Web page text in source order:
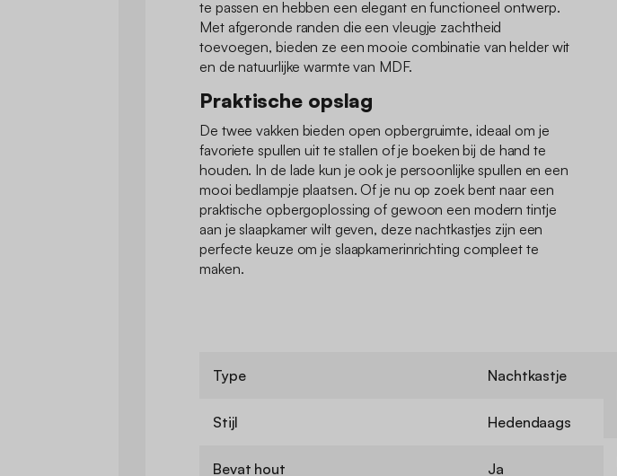
te passen en hebben een elegant en functioneel ontwerp.
Met afgeronde randen die een vleugje zachtheid
toevoegen, bieden ze een mooie combinatie van helder wit
en de natuurlijke warmte van MDF.
Praktische opslag
De twee vakken bieden open opbergruimte, ideaal om je
favoriete spullen uit te stallen of je boeken bij de hand te
houden. In de lade kun je ook je persoonlijke spullen en een
mooi bedlampje plaatsen. Of je nu op zoek bent naar een
praktische opbergoplossing of gewoon een modern tintje
aan je slaapkamer wilt geven, deze nachtkastjes zijn een
perfecte keuze om je slaapkamerinrichting compleet te
maken.
Type Nachtkastje
Stijl Hedendaags
Bevat hout Ja